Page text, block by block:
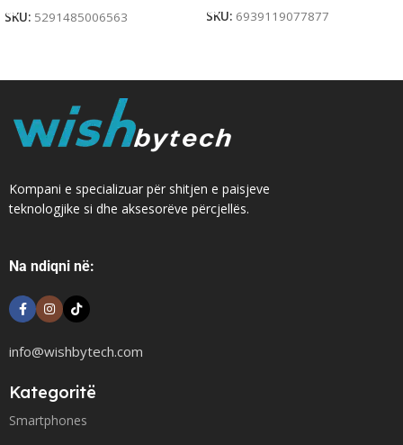
SKU: 5291485006563
SKU: 6939119077877
Kompani e specializuar për shitjen e paisjeve
teknologjike si dhe aksesorëve përcjellës.
Na ndiqni në:
info@wishbytech.com
Kategoritë
Smartphones